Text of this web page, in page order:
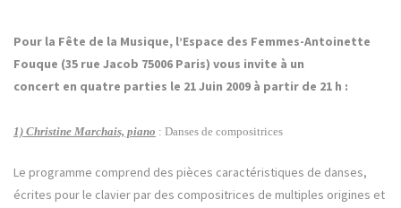
Pour la Fête de la Musique, l’Espace des Femmes-Antoinette
Fouque (35 rue Jacob 75006 Paris) vous invite à un
concert en quatre parties le 21 Juin 2009 à partir de 21 h :
1) Christine Marchais, piano : Danses de compositrices
Le programme comprend des pièces caractéristiques de danses,
écrites pour le clavier par des compositrices de multiples origines et